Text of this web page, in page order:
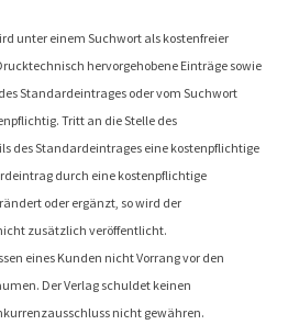
unter einem Suchwort als kostenfreier
hervorgehobene Einträge sowie
Standardeintrages oder vom Suchwort
Tritt an die Stelle des
des Standardeintrages eine kostenpflichtige
durch eine kostenpflichtige
oder ergänzt, so wird der
zusätzlich veröffentlicht.
eines Kunden nicht Vorrang vor den
Der Verlag schuldet keinen
nicht gewähren.